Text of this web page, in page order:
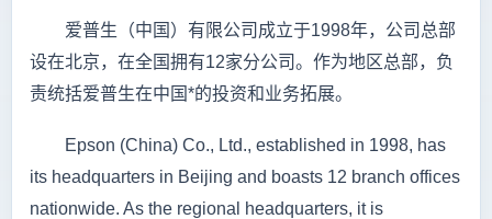
爱普生（中国）有限公司成立于1998年，公司总部
设在北京，在全国拥有12家分公司。作为地区总部，负
责统括爱普生在中国*的投资和业务拓展。
Epson (China) Co., Ltd., established in 1998, has
its headquarters in Beijing and boasts 12 branch offices
nationwide. As the regional headquarters, it is